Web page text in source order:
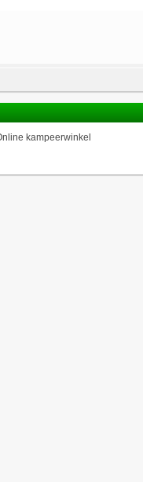
kampeerwinkel